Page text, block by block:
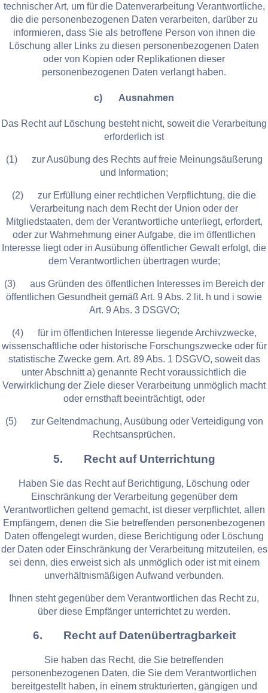
technischer Art, um für die Datenverarbeitung Verantwortliche,
die die personenbezogenen Daten verarbeiten, darüber zu
informieren, dass Sie als betroffene Person von ihnen die
Löschung aller Links zu diesen personenbezogenen Daten
oder von Kopien oder Replikationen dieser
personenbezogenen Daten verlangt haben.
c) Ausnahmen
Das Recht auf Löschung besteht nicht, soweit die Verarbeitung
erforderlich ist
(1) zur Ausübung des Rechts auf freie Meinungsäußerung
und Information;
(2) zur Erfüllung einer rechtlichen Verpflichtung, die die
Verarbeitung nach dem Recht der Union oder der
Mitgliedstaaten, dem der Verantwortliche unterliegt, erfordert,
oder zur Wahrnehmung einer Aufgabe, die im öffentlichen
Interesse liegt oder in Ausübung öffentlicher Gewalt erfolgt, die
dem Verantwortlichen übertragen wurde;
(3) aus Gründen des öffentlichen Interesses im Bereich der
öffentlichen Gesundheit gemäß Art. 9 Abs. 2 lit. h und i sowie
Art. 9 Abs. 3 DSGVO;
(4) für im öffentlichen Interesse liegende Archivzwecke,
wissenschaftliche oder historische Forschungszwecke oder für
statistische Zwecke gem. Art. 89 Abs. 1 DSGVO, soweit das
unter Abschnitt a) genannte Recht voraussichtlich die
Verwirklichung der Ziele dieser Verarbeitung unmöglich macht
oder ernsthaft beeinträchtigt, oder
(5) zur Geltendmachung, Ausübung oder Verteidigung von
Rechtsansprüchen.
5. Recht auf Unterrichtung
Haben Sie das Recht auf Berichtigung, Löschung oder
Einschränkung der Verarbeitung gegenüber dem
Verantwortlichen geltend gemacht, ist dieser verpflichtet, allen
Empfängern, denen die Sie betreffenden personenbezogenen
Daten offengelegt wurden, diese Berichtigung oder Löschung
der Daten oder Einschränkung der Verarbeitung mitzuteilen, es
sei denn, dies erweist sich als unmöglich oder ist mit einem
unverhältnismäßigen Aufwand verbunden.
Ihnen steht gegenüber dem Verantwortlichen das Recht zu,
über diese Empfänger unterrichtet zu werden.
6. Recht auf Datenübertragbarkeit
Sie haben das Recht, die Sie betreffenden
personenbezogenen Daten, die Sie dem Verantwortlichen
bereitgestellt haben, in einem strukturierten, gängigen und